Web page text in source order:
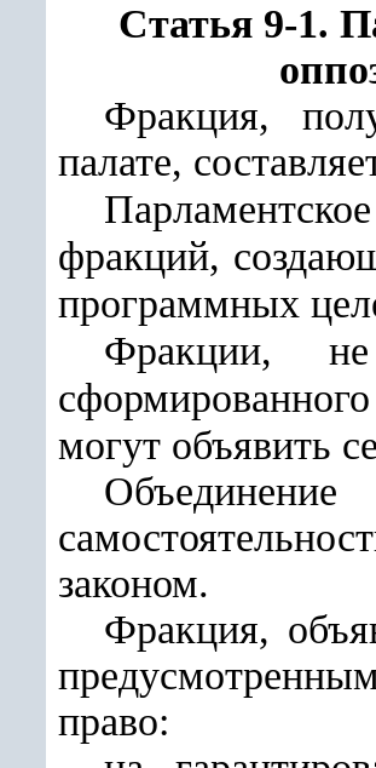
Статья 9-1.
Фракция,
палате,
фракций,
программных
Фракции,
могут объявить
законом.
Фракция,
право: